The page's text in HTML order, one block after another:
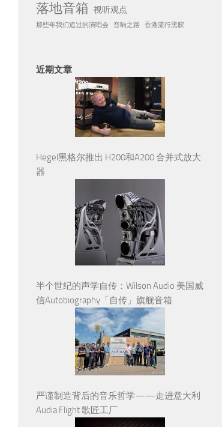
落地音箱 视听观点
那些年我们追过的演唱会 音响之路 香港流行黑胶
近期文章
Hegel黑格尔推出 H200和A200 合并式放大
器
半个世纪的声学自传：Wilson Audio 美国威
信Autobiography「自传」旗舰音箱
严谨制造背后的音乐哲学——走进意大利
Audia Flight 歌匠工厂